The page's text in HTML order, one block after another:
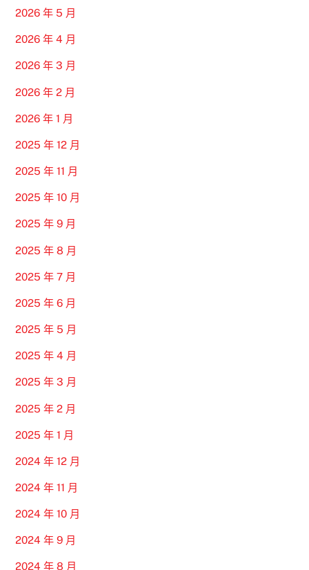
2026 年 5 月
2026 年 4 月
2026 年 3 月
2026 年 2 月
2026 年 1 月
2025 年 12 月
2025 年 11 月
2025 年 10 月
2025 年 9 月
2025 年 8 月
2025 年 7 月
2025 年 6 月
2025 年 5 月
2025 年 4 月
2025 年 3 月
2025 年 2 月
2025 年 1 月
2024 年 12 月
2024 年 11 月
2024 年 10 月
2024 年 9 月
2024 年 8 月